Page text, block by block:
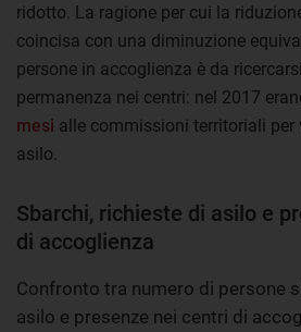
ridotto. La ragione per cui la
coincisa con una diminuzione
persone in accoglienza è da
permanenza nei centri: nel 2017
mesi alle commissioni territoriali per
asilo.
Sbarchi, richieste di asilo e
di accoglienza
Confronto tra numero di persone
asilo e presenze nei centri di